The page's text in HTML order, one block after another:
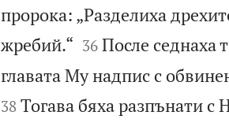
пророка: „Разделиха
жребий.“
36 После седнаха
главата Му надпис с
38 Тогава бяха разпънати с